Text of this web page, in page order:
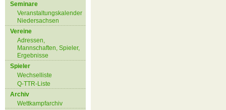
Seminare
Veranstaltungskalender
Niedersachsen
Vereine
Adressen,
Mannschaften, Spieler,
Ergebnisse
Spieler
Wechselliste
Q-TTR-Liste
Archiv
Wettkampfarchiv